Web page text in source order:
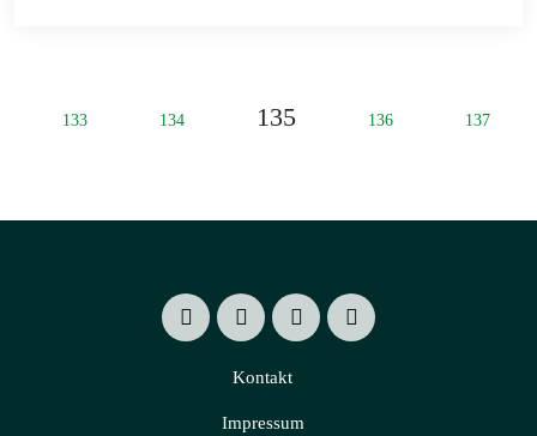
133 134 135 136 137
Kontakt
Impressum